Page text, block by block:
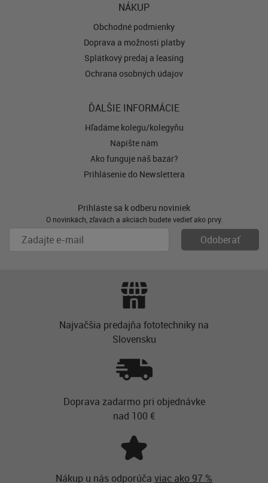
NÁKUP
Obchodné podmienky
Doprava a možnosti platby
Splátkový predaj a leasing
Ochrana osobných údajov
ĎALŠIE INFORMÁCIE
Hľadáme kolegu/kolegyňu
Napíšte nám
Ako funguje náš bazár?
Prihlásenie do Newslettera
Prihláste sa k odberu noviniek
O novinkách, zľavách a akciách budete vedieť ako prvý.
Najvačšia predajňa fototechniky na
Slovensku
Doprava zadarmo pri objednávke
nad 100 €
Nákup u nás odporúča viac ako 97 %